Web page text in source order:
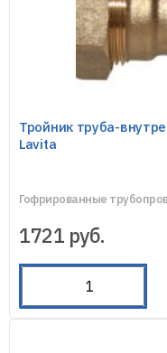
Тройник труба-
Lavita
Гофрированные
1721 руб.